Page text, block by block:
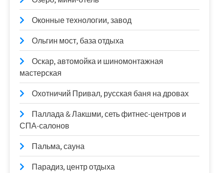
Оконные технологии, завод
Ольгин мост, база отдыха
Оскар, автомойка и шиномонтажная
мастерская
Охотничий Привал, русская баня на дровах
Паллада & Лакшми, сеть фитнес-центров и
СПА-салонов
Пальма, сауна
Парадиз, центр отдыха